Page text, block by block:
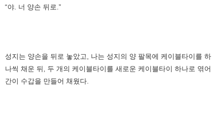
“야. 너 양손 뒤로.”
성지는 양손을 뒤로 놓았고, 나는 성지의 양 팔목에 케이블타이를 하
나씩 채운 뒤, 두 개의 케이블타이를 새로운 케이블타이 하나로 엮어
간이 수갑을 만들어 채웠다.